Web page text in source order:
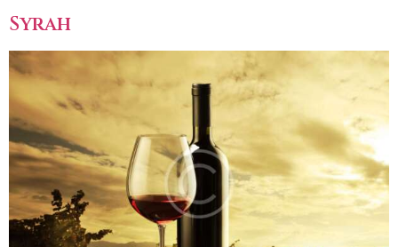
Syrah